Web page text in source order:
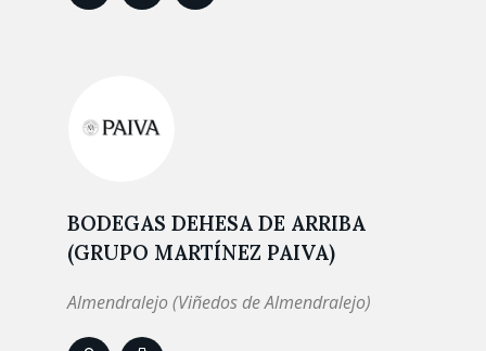
BODEGAS DEHESA DE ARRIBA
(GRUPO MARTÍNEZ PAIVA)
Almendralejo (Viñedos de Almendralejo)